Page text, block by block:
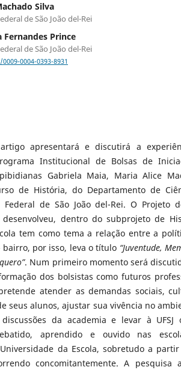
Silva
de São João del-Rei
Fernandes Prince
de São João del-Rei
0004-0393-8931
apresentará e discutirá a
Institucional de Bolsas de
Gabriela Maia, Maria Alice
de História, do Departamento de
Federal de São João del-Rei. O Projeto
desenvolveu, dentro do subprojeto de
tem como tema a relação entre a
por isso, leva o título “Juventude,
. Num primeiro momento será
dos bolsistas como futuros
atender as demandas sociais,
seus alunos, ajustar sua vivência no
da academia e levar à
aprendido e ouvido nas
da Escola, sobretudo a
concomitantemente. A pesquisa